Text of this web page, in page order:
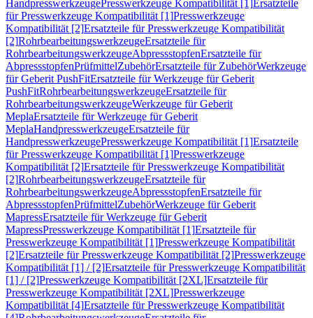
HandpresswerkzeugePresswerkzeuge Kompatibilität [1]Ersatzteile
für Presswerkzeuge Kompatibilität [1]Presswerkzeuge
Kompatibilität [2]Ersatzteile für Presswerkzeuge Kompatibilität
[2]RohrbearbeitungswerkzeugeErsatzteile für
RohrbearbeitungswerkzeugeAbpressstopfenErsatzteile für
AbpressstopfenPrüfmittelZubehörErsatzteile für ZubehörWerkzeuge
für Geberit PushFitErsatzteile für Werkzeuge für Geberit
PushFitRohrbearbeitungswerkzeugeErsatzteile für
RohrbearbeitungswerkzeugeWerkzeuge für Geberit
MeplaErsatzteile für Werkzeuge für Geberit
MeplaHandpresswerkzeugeErsatzteile für
HandpresswerkzeugePresswerkzeuge Kompatibilität [1]Ersatzteile
für Presswerkzeuge Kompatibilität [1]Presswerkzeuge
Kompatibilität [2]Ersatzteile für Presswerkzeuge Kompatibilität
[2]RohrbearbeitungswerkzeugeErsatzteile für
RohrbearbeitungswerkzeugeAbpressstopfenErsatzteile für
AbpressstopfenPrüfmittelZubehörWerkzeuge für Geberit
MapressErsatzteile für Werkzeuge für Geberit
MapressPresswerkzeuge Kompatibilität [1]Ersatzteile für
Presswerkzeuge Kompatibilität [1]Presswerkzeuge Kompatibilität
[2]Ersatzteile für Presswerkzeuge Kompatibilität [2]Presswerkzeuge
Kompatibilität [1] / [2]Ersatzteile für Presswerkzeuge Kompatibilität
[1] / [2]Presswerkzeuge Kompatibilität [2XL]Ersatzteile für
Presswerkzeuge Kompatibilität [2XL]Presswerkzeuge
Kompatibilität [4]Ersatzteile für Presswerkzeuge Kompatibilität